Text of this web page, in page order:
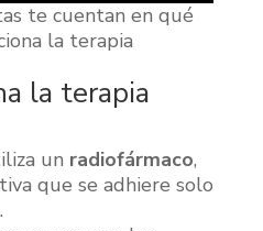
te cuentan en qué
la terapia
la terapia
un radiofármaco,
que se adhiere solo